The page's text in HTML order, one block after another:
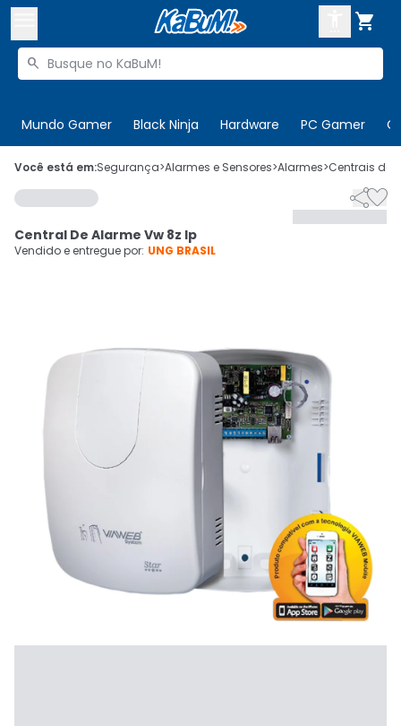

Buscar produtos

Mundo Gamer Black Ninja Hardware PC Gamer
 Olá. Acesse sua conta
 Departamentos
Cupons
CADASTRE-SE
Você está em:Segurança>Alarmes e Sensores>Alarmes>Centrais de

Central De Alarme Vw 8z Ip
Vendido e entregue por: UNG BRASIL